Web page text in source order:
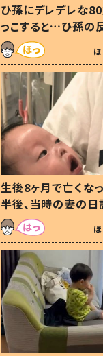
ひ孫にデレデレな
っこすると…ひ孫の
した」「可愛くて仕方
生後8ヶ月で亡く
半後、当時の妻の
た本音とは